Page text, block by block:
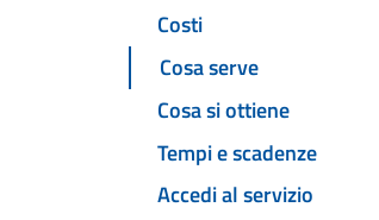
Costi
Cosa serve
Cosa si ottiene
Tempi e scadenze
Accedi al servizio